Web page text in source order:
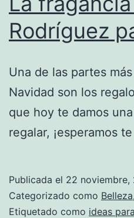
Rodríguez
Una de las partes
Navidad son los
que hoy te damos
regalar, ¡esperamos
Publicada el 22 noviembre,
Categorizado como Belleza,
Etiquetado como ideas